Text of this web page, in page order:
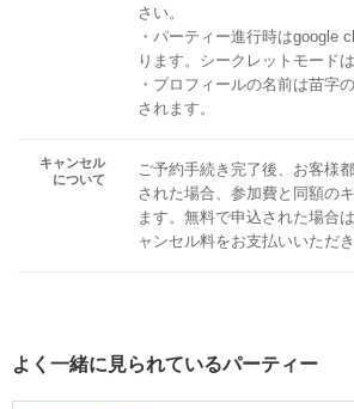
さい。
・パーティー進行時はgoogle
ります。シークレットモード
・プロフィールの名前は苗字
されます。
キャンセル
について
ご予約手続き完了後、お客様
された場合、参加費と同額の
ます。無料で申込された場合
ャンセル料をお支払いいただき
よく一緒に見られているパーティー